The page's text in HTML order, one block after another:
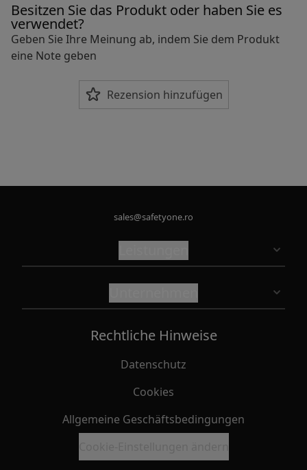
Besitzen Sie das Produkt oder haben Sie es
verwendet?
Geben Sie Ihre Meinung ab, indem Sie dem Produkt
eine Note geben
Rezension hinzufügen
sales@safetyone.ro
Rechtliche Hinweise
Datenschutz
Cookies
Allgemeine Geschäftsbedingungen